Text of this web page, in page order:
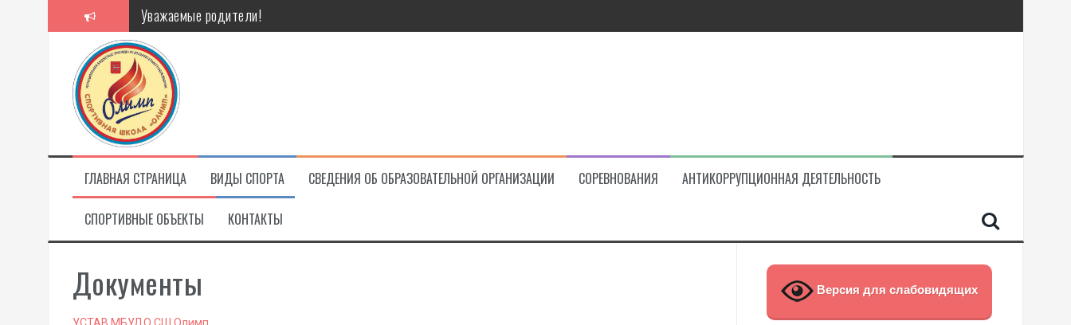
Уважаемые родители!
Алкоголь — путь в никуда
Решение спора без суда
Проголосуй за объекты благоустройства!
ГЛАВНАЯ СТРАНИЦА ВИДЫ СПОРТА СВЕДЕНИЯ ОБ ОБРАЗОВАТЕЛЬНОЙ ОРГАНИЗАЦИИ СОРЕВНОВАНИЯ АНТИКОРРУПЦИОННАЯ ДЕЯТЕЛЬНОСТЬ
СПОРТИВНЫЕ ОБЪЕКТЫ КОНТАКТЫ
Документы Версия для слабовидящих